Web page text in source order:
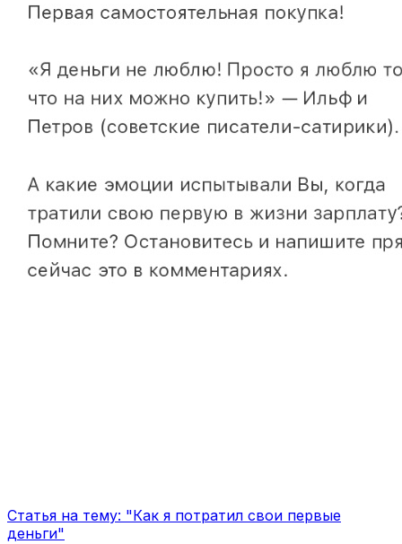
Статья на тему: "Как я потратил свои первые
деньги"